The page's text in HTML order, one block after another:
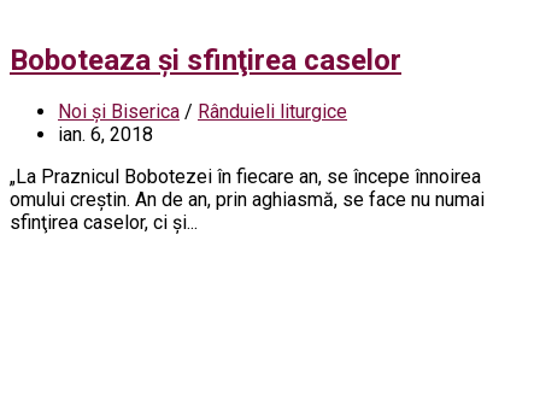
Boboteaza şi sfinţirea caselor
Noi și Biserica / Rânduieli liturgice
ian. 6, 2018
„La Praznicul Bobotezei în fiecare an, se începe înnoirea
omului creştin. An de an, prin aghiasmă, se face nu numai
sfinţirea caselor, ci şi...